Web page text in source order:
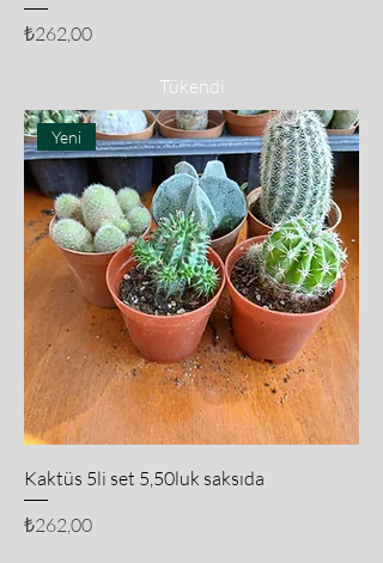
Fiyat
₺262,00
Tükendi
Yeni
Kaktüs 5li set 5,50luk saksıda
Fiyat
₺262,00